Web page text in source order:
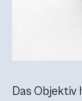
Das Objektiv